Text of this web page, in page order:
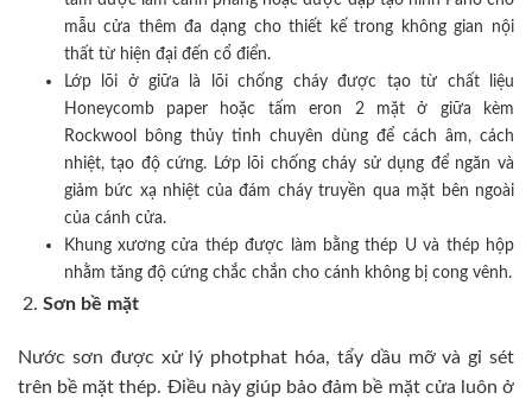
mẫu cửa thêm đa dạng cho thiết kế trong không gian nội
thất từ hiện đại đến cổ điển.
Lớp lõi ở giữa là lõi chống cháy được tạo từ chất liệu
Honeycomb paper hoặc tấm eron 2 mặt ở giữa kèm
Rockwool bông thủy tinh chuyên dùng để cách âm, cách
nhiệt, tạo độ cứng. Lớp lõi chống cháy sử dụng để ngăn và
giảm bức xạ nhiệt của đám cháy truyền qua mặt bên ngoài
của cánh cửa.
Khung xương cửa thép được làm bằng thép U và thép hộp
nhằm tăng độ cứng chắc chắn cho cánh không bị cong vênh.
Sơn bề mặt
Nước sơn được xử lý photphat hóa, tẩy dầu mỡ và gỉ sét
trên bề mặt thép. Điều này giúp bảo đảm bề mặt cửa luôn ở